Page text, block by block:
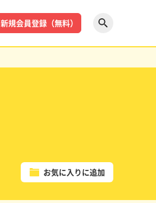
新規会員登録（無料）
お気に入りに追加